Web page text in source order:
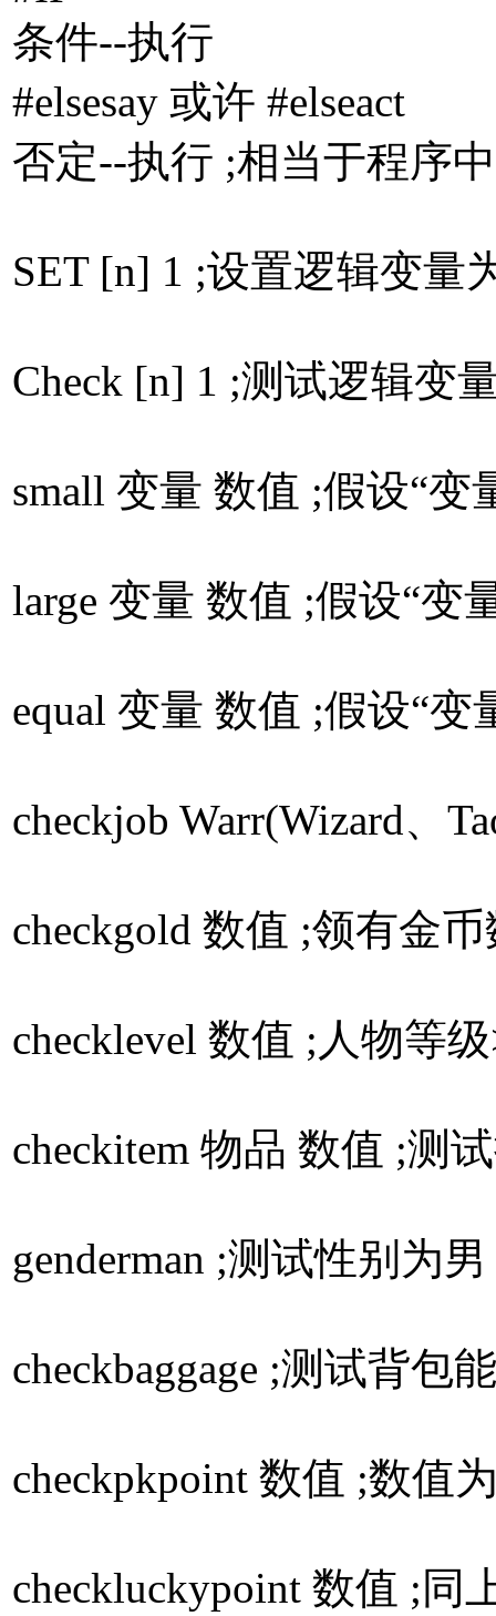
条件--执行
#elsesay 或许 #elseact
否定--执行 ;相当于程序
SET [n] 1 ;设置逻辑变量
Check [n] 1 ;测试逻辑变
small 变量 数值 ;假设“变
large 变量 数值 ;假设“变
equal 变量 数值 ;假设“
checkjob Warr(Wizard、
checkgold 数值 ;领有金
checklevel 数值 ;人物等
checkitem 物品 数值 ;测
genderman ;测试性别为
checkbaggage ;测试背包
checkpkpoint 数值 ;数值
checkluckypoint 数值 ;同